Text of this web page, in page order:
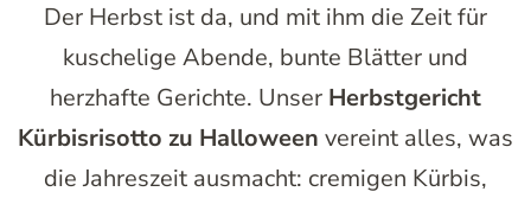
Der Herbst ist da, und mit ihm die Zeit für
kuschelige Abende, bunte Blätter und
herzhafte Gerichte. Unser Herbstgericht
Kürbisrisotto zu Halloween vereint alles, was
die Jahreszeit ausmacht: cremigen Kürbis,